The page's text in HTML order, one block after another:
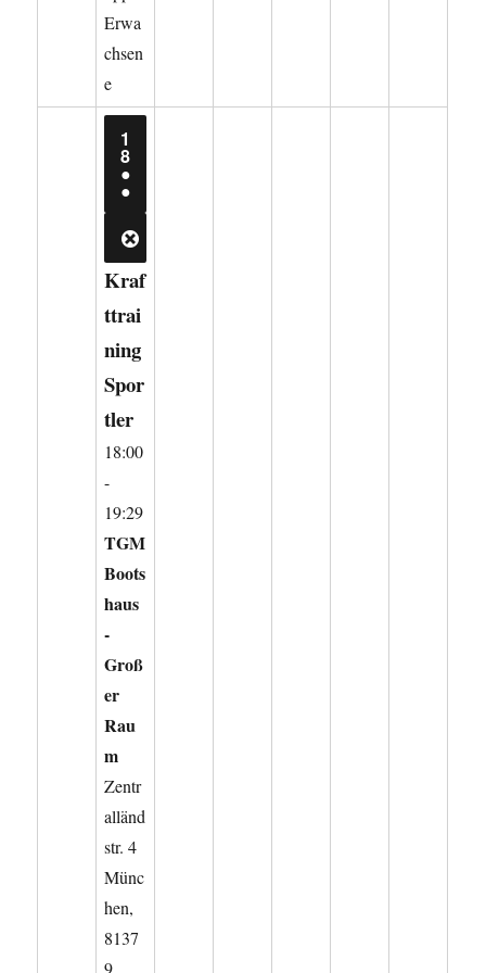
Erwa
chsen
e
1
818.
AUGUST
2026
●
●
VERANSTALTUNGEN)
CLOSE
Kraf
ttrai
ning
Spor
tler
18:00
-
19:29
TGM
Boots
haus
-
Groß
er
Rau
m
Zentr
alländ
str. 4
Münc
hen,
8137